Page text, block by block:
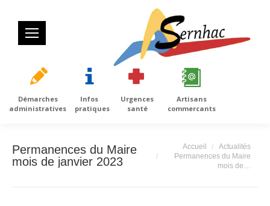
Démarches
administratives
Infos
pratiques
Urgences
santé
Artisans
commercants
Permanences du Maire
mois de janvier 2023
Vous êtes ici :
Accueil
Actualités
Permanences du Maire
mois de…